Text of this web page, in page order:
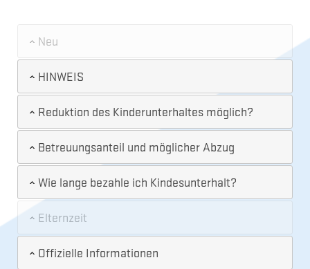
Neu
HINWEIS
Reduktion des Kinderunterhaltes möglich?
Betreuungsanteil und möglicher Abzug
Wie lange bezahle ich Kindesunterhalt?
Elternzeit
Offizielle Informationen